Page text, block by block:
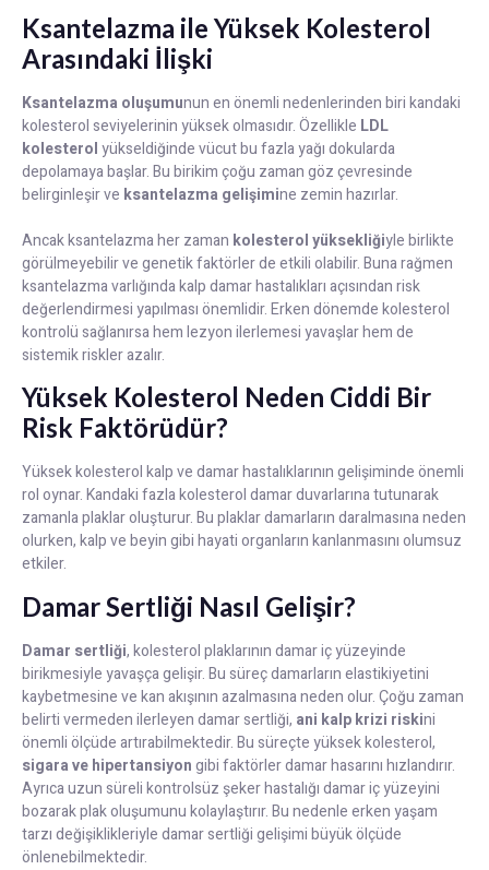
Ksantelazma ile Yüksek Kolesterol
Arasındaki İlişki
Ksantelazma oluşumunun en önemli nedenlerinden biri kandaki
kolesterol seviyelerinin yüksek olmasıdır. Özellikle LDL
kolesterolyükseldiğinde vücut bu fazla yağı dokularda
depolamaya başlar. Bu birikim çoğu zaman göz çevresinde
belirginleşir ve ksantelazma gelişimine zemin hazırlar.
Ancak ksantelazma her zaman kolesterol yüksekliğiyle birlikte
görülmeyebilir ve genetik faktörler de etkili olabilir. Buna rağmen
ksantelazma varlığında kalp damar hastalıkları açısından risk
değerlendirmesi yapılması önemlidir. Erken dönemde kolesterol
kontrolü sağlanırsa hem lezyon ilerlemesi yavaşlar hem de
sistemik riskler azalır.
Yüksek Kolesterol Neden Ciddi Bir
Risk Faktörüdür?
Yüksek kolesterol kalp ve damar hastalıklarının gelişiminde önemli
rol oynar. Kandaki fazla kolesterol damar duvarlarına tutunarak
zamanla plaklar oluşturur. Bu plaklar damarların daralmasına neden
olurken, kalp ve beyin gibi hayati organların kanlanmasını olumsuz
etkiler.
Damar Sertliği Nasıl Gelişir?
Damar sertliği, kolesterol plaklarının damar iç yüzeyinde
birikmesiyle yavaşça gelişir. Bu süreç damarların elastikiyetini
kaybetmesine ve kan akışının azalmasına neden olur. Çoğu zaman
belirti vermeden ilerleyen damar sertliği, ani kalp krizi riskini
önemli ölçüde artırabilmektedir. Bu süreçte yüksek kolesterol,
sigara ve hipertansiyongibi faktörler damar hasarını hızlandırır.
Ayrıca uzun süreli kontrolsüz şeker hastalığı damar iç yüzeyini
bozarak plak oluşumunu kolaylaştırır. Bu nedenle erken yaşam
tarzı değişiklikleriyle damar sertliği gelişimi büyük ölçüde
önlenebilmektedir.